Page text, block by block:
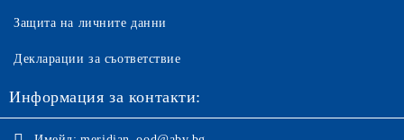
Защита на личните данни
Декларации за съответствие
Информация за контакти: